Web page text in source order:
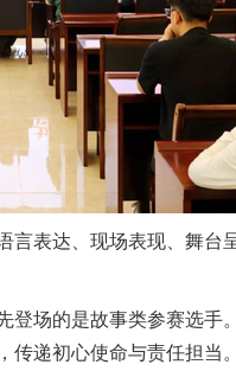
表达、现场表现、舞台
场的是故事类参赛选手
递初心使命与责任担当